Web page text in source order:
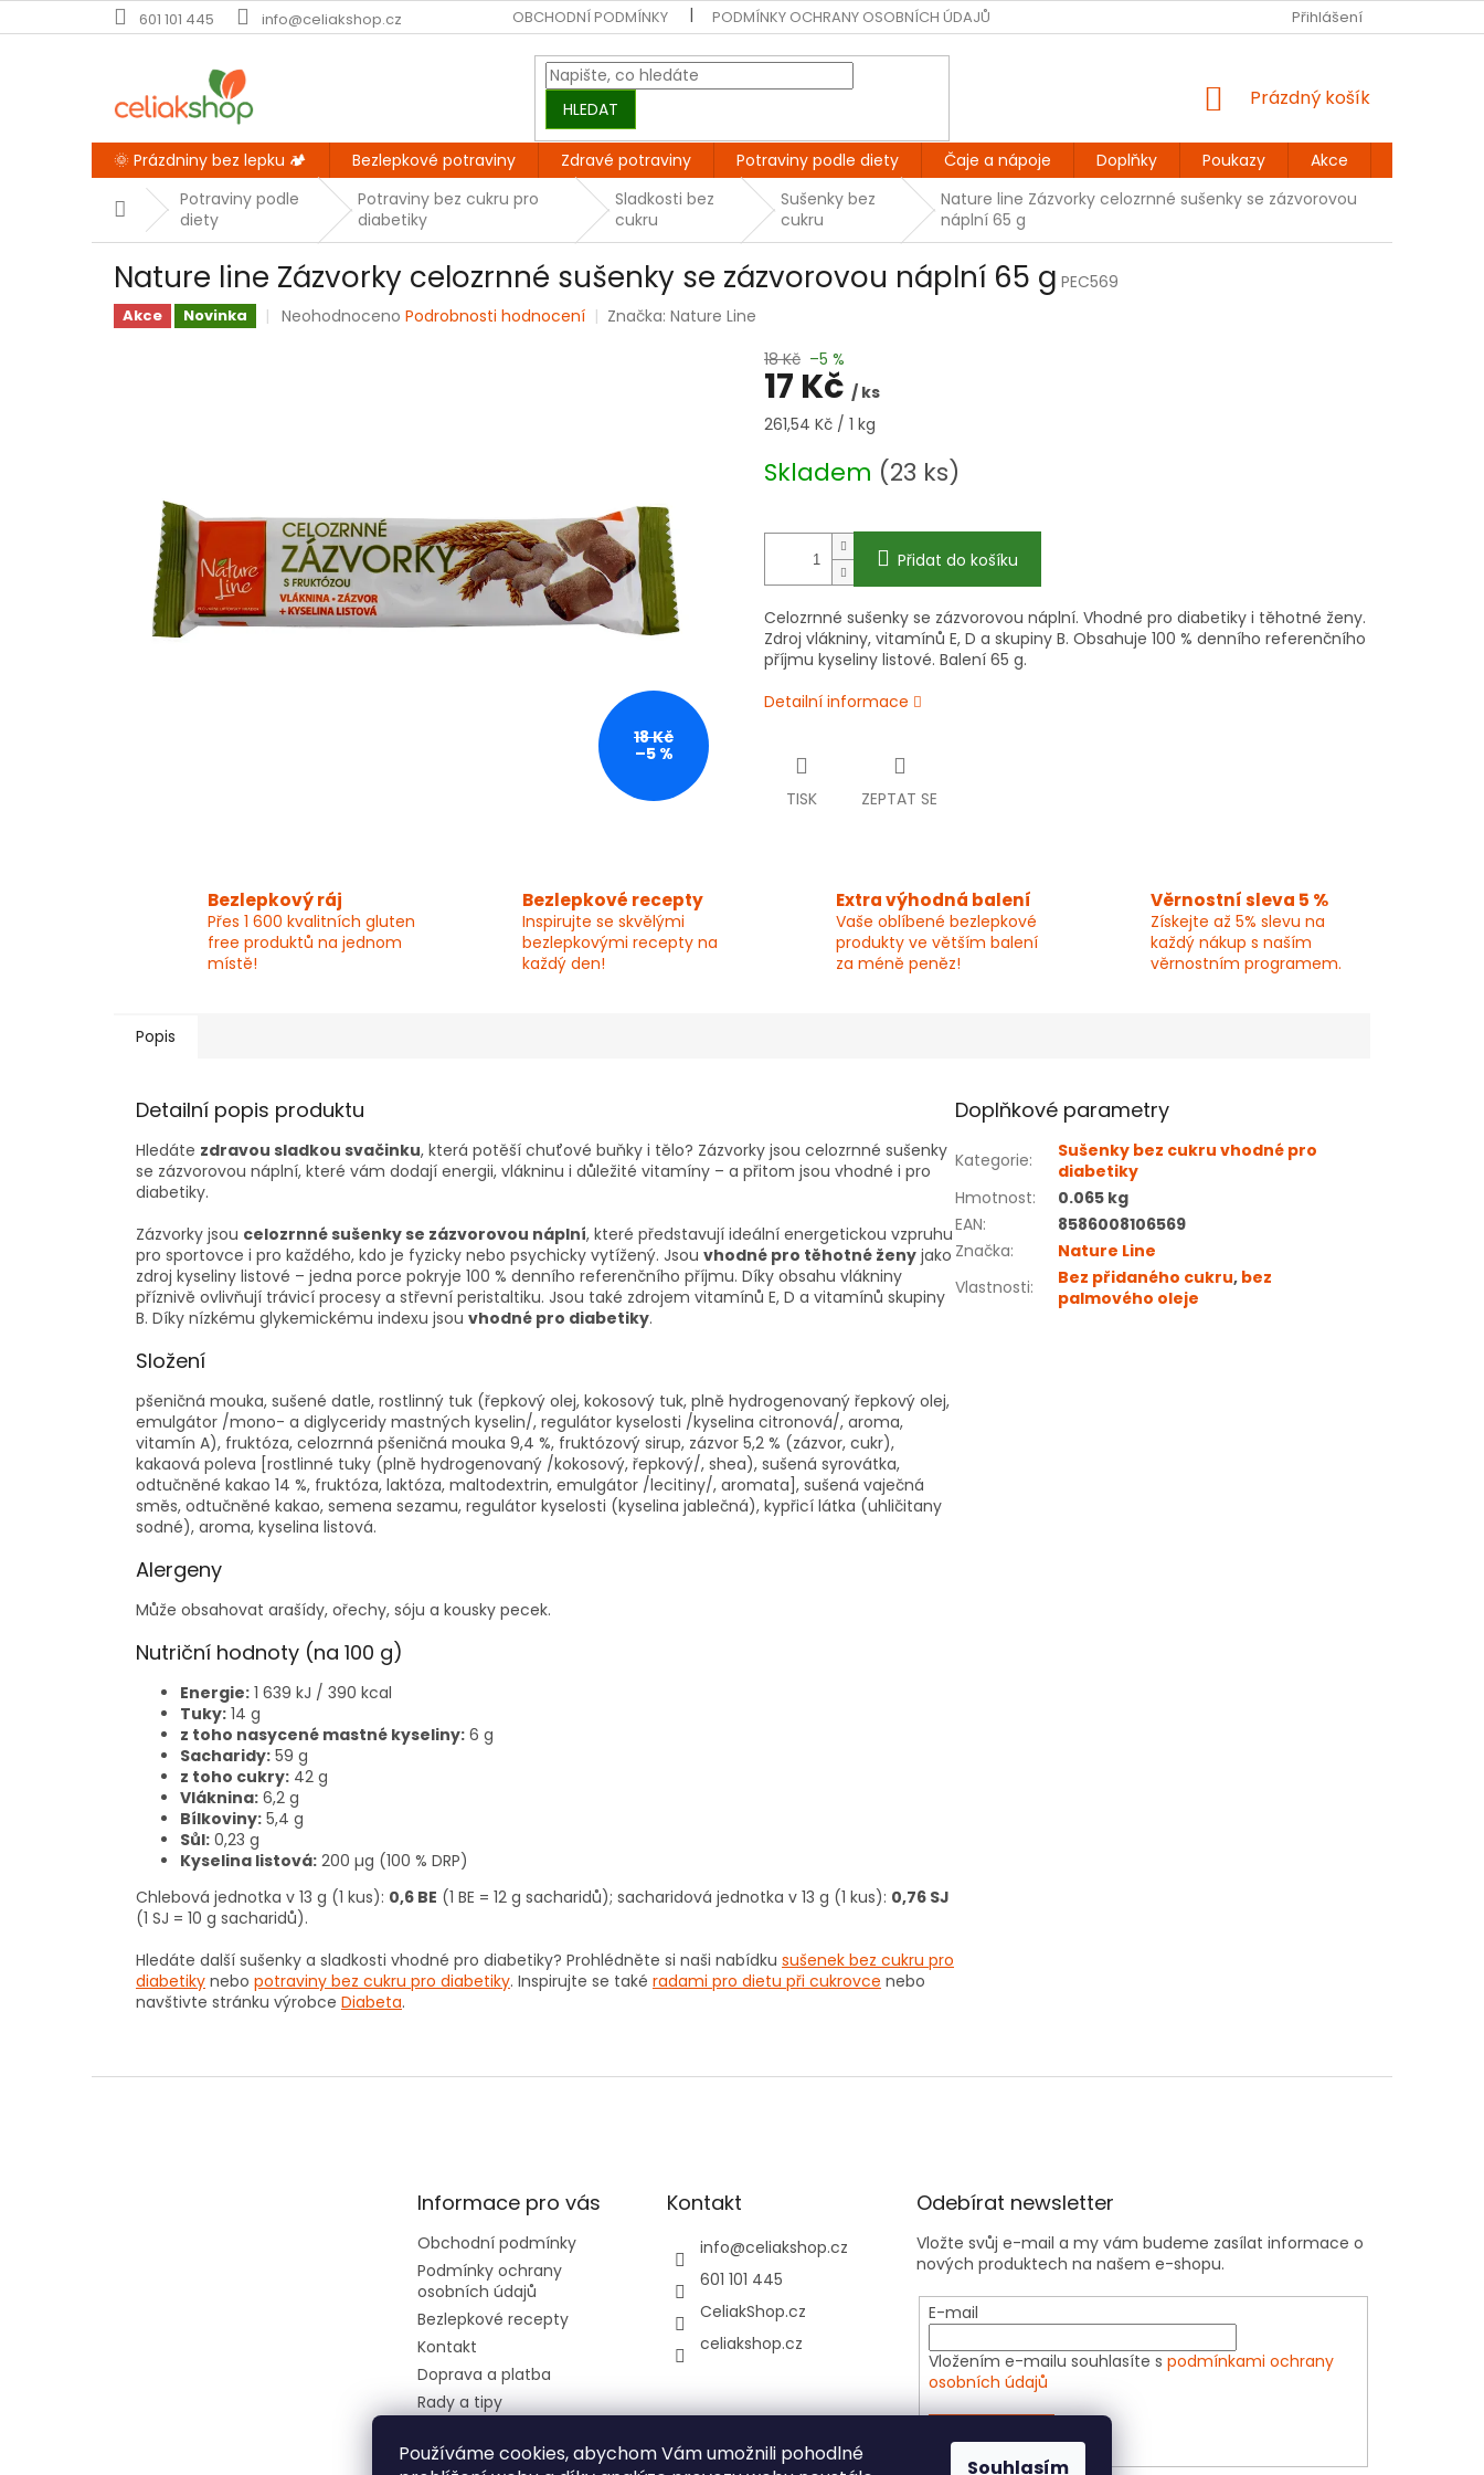
Používáme cookies, abychom Vám umožnili pohodlné
Souhlasím
na
601 101 445 info@celiakshop.cz OBCHODNÍ PODMÍNKY PODMÍNKY OCHRANY OSOBNÍCH ÚDAJŮ KONTAKT DOPRAVA A PLATBA
Přihlášení
HLEDAT
NÁKUPNÍ
Prázdný košík
🌞 Prázdniny bez lepku 🏕️ Bezlepkové potraviny Zdravé potraviny Potraviny podle diety Čaje a nápoje Doplňky Poukazy Akce
DomůPotraviny podle
diety
Potraviny bez cukru pro
diabetiky
Sladkosti bez
cukru
Sušenky bez
cukru
Nature line Zázvorky celozrnné sušenky se zázvorovou
náplní 65 g
Nature line Zázvorky celozrnné sušenky se zázvorovou náplní 65 g PEC569
Akce Novinka
Průměrné
Neohodnoceno Podrobnosti hodnocení Značka: Nature Line
18 Kč
–5 %
18 Kč –5 %
17 Kč / ks
Měrná
261,54 Kč / 1 kg
Skladem (23 ks)
Přidat do košíku
Celozrnné sušenky se zázvorovou náplní. Vhodné pro diabetiky i těhotné ženy.
Zdroj vlákniny, vitamínů E, D a skupiny B. Obsahuje 100 % denního referenčního
příjmu kyseliny listové. Balení 65 g.
Detailní informace
TISK ZEPTAT SE
Bezlepkový ráj
Přes 1 600 kvalitních gluten
free produktů na jednom
místě!
Bezlepkové recepty
Inspirujte se skvělými
bezlepkovými recepty na
každý den!
Extra výhodná balení
Vaše oblíbené bezlepkové
produkty ve větším balení
za méně peněz!
Věrnostní sleva 5 %
Získejte až 5% slevu na
každý nákup s naším
věrnostním programem.
Popis
Detailní popis produktu
Hledáte zdravou sladkou svačinku, která potěší chuťové buňky i tělo? Zázvorky jsou celozrnné sušenky
se zázvorovou náplní, které vám dodají energii, vlákninu i důležité vitamíny – a přitom jsou vhodné i pro
diabetiky.
Zázvorky jsou celozrnné sušenky se zázvorovou náplní, které představují ideální energetickou vzpruhu
pro sportovce i pro každého, kdo je fyzicky nebo psychicky vytížený. Jsou vhodné pro těhotné ženy jako
zdroj kyseliny listové – jedna porce pokryje 100 % denního referenčního příjmu. Díky obsahu vlákniny
příznivě ovlivňují trávicí procesy a střevní peristaltiku. Jsou také zdrojem vitamínů E, D a vitamínů skupiny
B. Díky nízkému glykemickému indexu jsou vhodné pro diabetiky.
Složení
pšeničná mouka, sušené datle, rostlinný tuk (řepkový olej, kokosový tuk, plně hydrogenovaný řepkový olej,
emulgátor /mono- a diglyceridy mastných kyselin/, regulátor kyselosti /kyselina citronová/, aroma,
vitamín A), fruktóza, celozrnná pšeničná mouka 9,4 %, fruktózový sirup, zázvor 5,2 % (zázvor, cukr),
kakaová poleva [rostlinné tuky (plně hydrogenovaný /kokosový, řepkový/, shea), sušená syrovátka,
odtučněné kakao 14 %, fruktóza, laktóza, maltodextrin, emulgátor /lecitiny/, aromata], sušená vaječná
směs, odtučněné kakao, semena sezamu, regulátor kyselosti (kyselina jablečná), kypřicí látka (uhličitany
sodné), aroma, kyselina listová.
Alergeny
Může obsahovat arašídy, ořechy, sóju a kousky pecek.
Nutriční hodnoty (na 100 g)
Energie: 1 639 kJ / 390 kcal
Tuky: 14 g
z toho nasycené mastné kyseliny: 6 g
Sacharidy: 59 g
z toho cukry: 42 g
Vláknina: 6,2 g
Bílkoviny: 5,4 g
Sůl: 0,23 g
Kyselina listová: 200 µg (100 % DRP)
Chlebová jednotka v 13 g (1 kus): 0,6 BE (1 BE = 12 g sacharidů); sacharidová jednotka v 13 g (1 kus): 0,76 SJ
(1 SJ = 10 g sacharidů).
Hledáte další sušenky a sladkosti vhodné pro diabetiky? Prohlédněte si naši nabídku sušenek bez cukru pro
diabetiky nebo potraviny bez cukru pro diabetiky. Inspirujte se také radami pro dietu při cukrovce nebo
navštivte stránku výrobce Diabeta.
Doplňkové parametry
Kategorie:
Sušenky bez cukru vhodné pro
diabetiky
Hmotnost:
0.065 kg
EAN:
8586008106569
Značka:
Nature Line
Vlastnosti: Bez přidaného cukru, bez
palmového oleje
Informace pro vás
Obchodní podmínky
Podmínky ochrany
osobních údajů
Bezlepkové recepty
Kontakt
Doprava a platba
Rady a tipy
Dietní cestovní kartičky do
Kontakt
info@celiakshop.cz
601 101 445
CeliakShop.cz
celiakshop.cz
Odebírat newsletter
Vložte svůj e-mail a my vám budeme zasílat informace o
nových produktech na našem e-shopu.
E-mail
Vložením e-mailu souhlasíte spodmínkami ochrany
osobních údajů